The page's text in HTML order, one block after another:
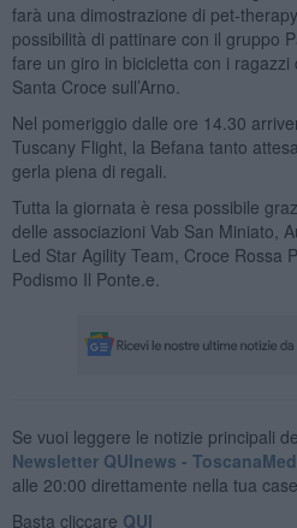
farà una dimostrazione di pet-
possibilità di pattinare con il gruppo
fare un giro in bicicletta con i
Santa Croce sull’Arno.
Nel pomeriggio dalle ore 14.30
Tuscany Flight, la Befana tanto
gerla piena di regali.
Tutta la giornata è resa possibile
delle associazioni Vab San Miniato,
Led Star Agility Team, Croce Rossa
Podismo Il Ponte.e.
Se vuoi leggere le notizie principali
Newsletter QUInews -
alle 20:00 direttamente nella tua
Basta cliccare QUI